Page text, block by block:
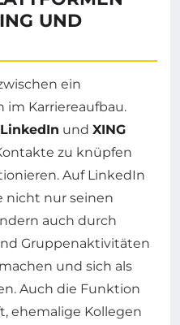
UND
ein
im Karriereaufbau.
LinkedIn und XING
zu knüpfen
Auf LinkedIn
nicht nur seinen
auch durch
Gruppenaktivitäten
und sich als
Auch die Funktion
ehemalige Kollegen